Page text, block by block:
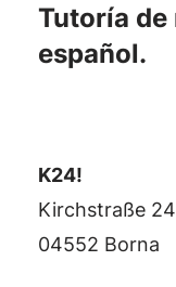
Tutoría de
español.
K24!
Kirchstraße 24
04552 Borna